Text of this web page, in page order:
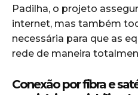
Padilha, o projeto
internet, mas também
necessária para que as
rede de maneira
Conexão por fibra e